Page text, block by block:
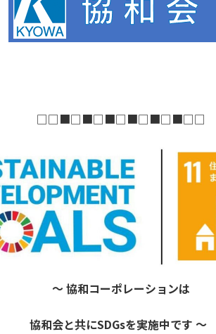
□□■□■□■□■□■□■□□
～ 協和コーポレーションは
協和会と共にSDGsを実施中です ～